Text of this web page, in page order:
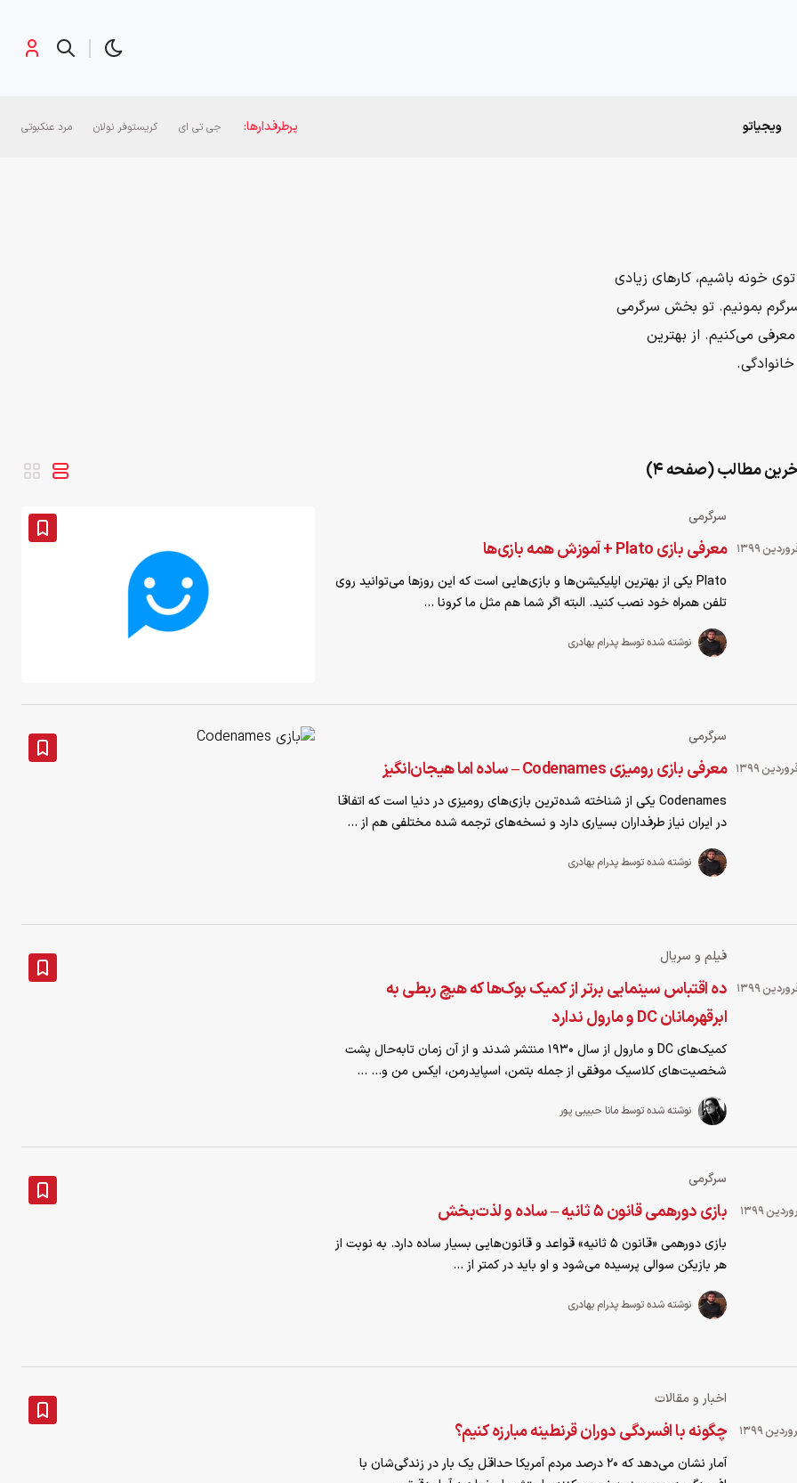
ویجیاتو پرطرفدارها: جی تی ای کریستوفر نولان مرد عنکبوتی
خونه باشیم، کارهای زیادی
بمونیم. تو بخش سرگرمی
می‌کنیم. از بهترین
مطالب (صفحه 4)
سرگرمی
معرفی بازی Plato + آموزش همه بازی‌ها
Plato یکی از بهترین اپلیکیشن‌ها و بازی‌هایی است که این روزها می‌توانید روی
تلفن همراه خود نصب کنید. البته اگر شما هم مثل ما کرونا ...
نوشته شده توسط پدرام بهادری
سرگرمی
معرفی بازی رومیزی Codenames – ساده اما هیجان‌انگیز
Codenames یکی از شناخته‌ شده‌ترین بازی‌های رومیزی در دنیا است که اتفاقا
در ایران نیاز طرفداران بسیاری دارد و نسخه‌های ترجمه شده مختلفی هم از ...
نوشته شده توسط پدرام بهادری
فیلم و سریال
ده اقتباس سینمایی برتر از کمیک بوک‌ها که هیچ ربطی به
ابرقهرمانان DC و مارول ندارد
کمیک‌های DC و مارول از سال 1930 منتشر شدند و از آن زمان تابه‌حال پشت
شخصیت‌های کلاسیک موفقی از جمله بتمن، اسپایدرمن، ایکس من و... ...
نوشته شده توسط مانا حبیبی پور
سرگرمی
بازی دورهمی قانون ۵ ثانیه – ساده و لذت‌بخش
بازی دورهمی «قانون ۵ ثانیه» قواعد و قانون‌هایی بسیار ساده دارد. به نوبت از
هر بازیکن سوالی پرسیده می‌شود و او باید در کمتر از ...
نوشته شده توسط پدرام بهادری
اخبار و مقالات
چگونه با افسردگی دوران قرنطینه مبارزه کنیم؟
آمار نشان می‌دهد که ۲۰ درصد مردم آمریکا حداقل یک بار در زندگی‌شان با